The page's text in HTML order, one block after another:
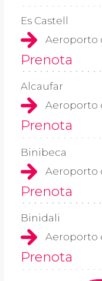
Es Castell
Aeroporto
Prenota
Alcaufar
Aeroporto
Prenota
Binibeca
Aeroporto
Prenota
Binidali
Aeroporto
Prenota